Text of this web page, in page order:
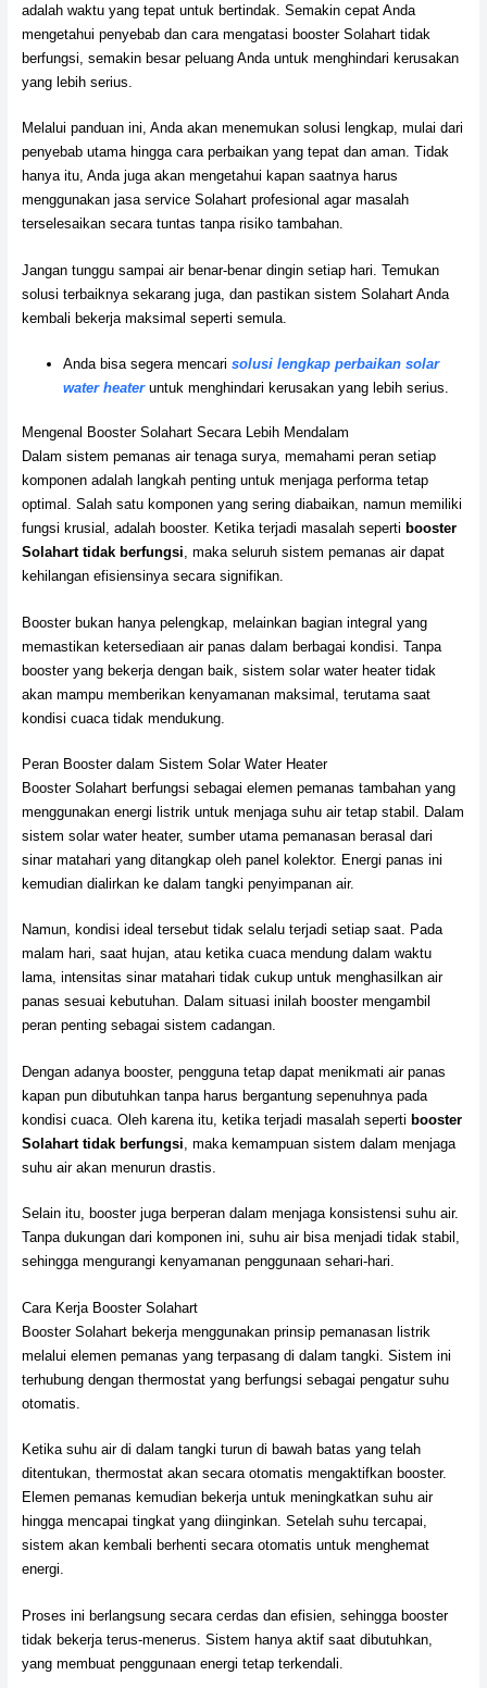
adalah waktu yang tepat untuk bertindak. Semakin cepat Anda
mengetahui penyebab dan cara mengatasi booster Solahart tidak
berfungsi, semakin besar peluang Anda untuk menghindari kerusakan
yang lebih serius.
Melalui panduan ini, Anda akan menemukan solusi lengkap, mulai dari
penyebab utama hingga cara perbaikan yang tepat dan aman. Tidak
hanya itu, Anda juga akan mengetahui kapan saatnya harus
menggunakan jasa service Solahart profesional agar masalah
terselesaikan secara tuntas tanpa risiko tambahan.
Jangan tunggu sampai air benar-benar dingin setiap hari. Temukan
solusi terbaiknya sekarang juga, dan pastikan sistem Solahart Anda
kembali bekerja maksimal seperti semula.
Anda bisa segera mencari solusi lengkap perbaikan solar
water heateruntuk menghindari kerusakan yang lebih serius.
Mengenal Booster Solahart Secara Lebih Mendalam
Dalam sistem pemanas air tenaga surya, memahami peran setiap
komponen adalah langkah penting untuk menjaga performa tetap
optimal. Salah satu komponen yang sering diabaikan, namun memiliki
fungsi krusial, adalah booster. Ketika terjadi masalah seperti booster
Solahart tidak berfungsi, maka seluruh sistem pemanas air dapat
kehilangan efisiensinya secara signifikan.
Booster bukan hanya pelengkap, melainkan bagian integral yang
memastikan ketersediaan air panas dalam berbagai kondisi. Tanpa
booster yang bekerja dengan baik, sistem solar water heater tidak
akan mampu memberikan kenyamanan maksimal, terutama saat
kondisi cuaca tidak mendukung.
Peran Booster dalam Sistem Solar Water Heater
Booster Solahart berfungsi sebagai elemen pemanas tambahan yang
menggunakan energi listrik untuk menjaga suhu air tetap stabil. Dalam
sistem solar water heater, sumber utama pemanasan berasal dari
sinar matahari yang ditangkap oleh panel kolektor. Energi panas ini
kemudian dialirkan ke dalam tangki penyimpanan air.
Namun, kondisi ideal tersebut tidak selalu terjadi setiap saat. Pada
malam hari, saat hujan, atau ketika cuaca mendung dalam waktu
lama, intensitas sinar matahari tidak cukup untuk menghasilkan air
panas sesuai kebutuhan. Dalam situasi inilah booster mengambil
peran penting sebagai sistem cadangan.
Dengan adanya booster, pengguna tetap dapat menikmati air panas
kapan pun dibutuhkan tanpa harus bergantung sepenuhnya pada
kondisi cuaca. Oleh karena itu, ketika terjadi masalah seperti booster
Solahart tidak berfungsi , maka kemampuan sistem dalam menjaga
suhu air akan menurun drastis.
Selain itu, booster juga berperan dalam menjaga konsistensi suhu air.
Tanpa dukungan dari komponen ini, suhu air bisa menjadi tidak stabil,
sehingga mengurangi kenyamanan penggunaan sehari-hari.
Cara Kerja Booster Solahart
Booster Solahart bekerja menggunakan prinsip pemanasan listrik
melalui elemen pemanas yang terpasang di dalam tangki. Sistem ini
terhubung dengan thermostat yang berfungsi sebagai pengatur suhu
otomatis.
Ketika suhu air di dalam tangki turun di bawah batas yang telah
ditentukan, thermostat akan secara otomatis mengaktifkan booster.
Elemen pemanas kemudian bekerja untuk meningkatkan suhu air
hingga mencapai tingkat yang diinginkan. Setelah suhu tercapai,
sistem akan kembali berhenti secara otomatis untuk menghemat
energi.
Proses ini berlangsung secara cerdas dan efisien, sehingga booster
tidak bekerja terus-menerus. Sistem hanya aktif saat dibutuhkan,
yang membuat penggunaan energi tetap terkendali.